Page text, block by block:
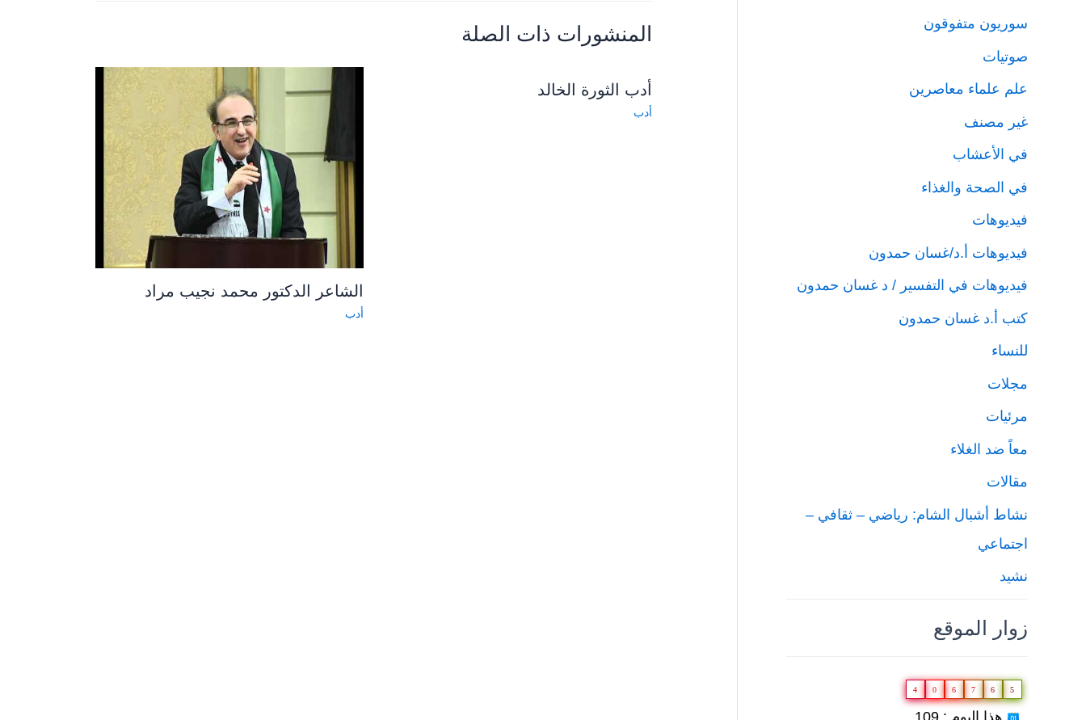
سوريون متفوقون
صوتيات
علم علماء معاصرين
غير مصنف
في الأعشاب
في الصحة والغذاء
فيديوهات
فيديوهات أ.د/غسان حمدون
فيديوهات في التفسير / د غسان حمدون
كتب أ.د غسان حمدون
للنساء
مجلات
مرئيات
معاً ضد الغلاء
مقالات
نشاط أشبال الشام: رياضي – ثقافي –
اجتماعي
نشيد
زوار الموقع
4 0 6 7 6 5
المنشورات ذات الصلة
أدب الثورة الخالد
أدب
الشاعر الدكتور محمد نجيب مراد
أدب